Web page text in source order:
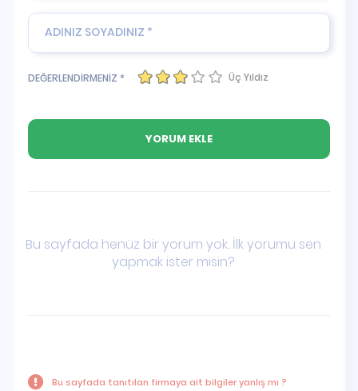
DEĞERLENDİRMENİZ * Üç Yıldız
Bu sayfada henüz bir yorum yok. İlk yorumu sen
yapmak ister misin?
Bu sayfada tanıtılan firmaya ait bilgiler yanlış mı ?